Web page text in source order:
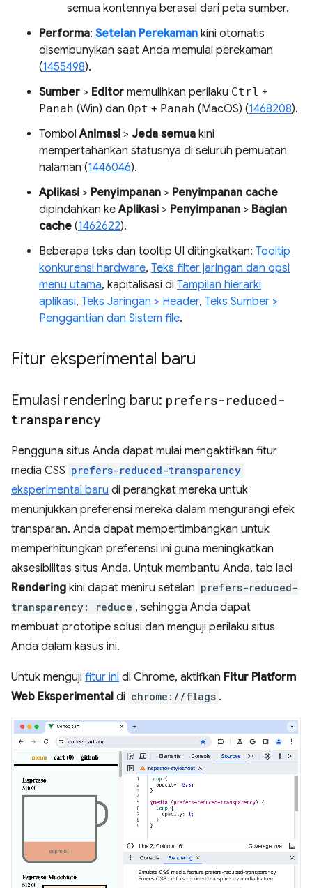
semua kontennya berasal dari peta sumber.
Performa: Setelan Perekaman kini otomatis
disembunyikan saat Anda memulai perekaman
(1455498).
Sumber > Editor memulihkan perilaku Ctrl +
Panah (Win) dan Opt + Panah (MacOS) (1468208).
TombolAnimasi > Jeda semua kini
mempertahankan statusnya di seluruh pemuatan
halaman (1446046).
Aplikasi > Penyimpanan > Penyimpanan cache
dipindahkan keAplikasi > Penyimpanan > Bagian
cache (1462622).
Beberapa teks dan tooltip UI ditingkatkan: Tooltip
konkurensi hardware, Teks filter jaringan dan opsi
menu utama, kapitalisasi di Tampilan hierarki
aplikasi, Teks Jaringan > Header, Teks Sumber >
Penggantian dan Sistem file.
Fitur eksperimental baru
Emulasi rendering baru: prefers-reduced-
transparency
Pengguna situs Anda dapat mulai mengaktifkan fitur
media CSS prefers-reduced-transparency
eksperimental baru di perangkat mereka untuk
menunjukkan preferensi mereka dalam mengurangi efek
transparan. Anda dapat mempertimbangkan untuk
memperhitungkan preferensi ini guna meningkatkan
aksesibilitas situs Anda. Untuk membantu Anda, tab laci
Rendering kini dapat meniru setelan prefers-reduced-
transparency: reduce , sehingga Anda dapat
membuat prototipe solusi dan menguji perilaku situs
Anda dalam kasus ini.
Untuk menguji fitur ini di Chrome, aktifkan Fitur Platform
Web Eksperimental di chrome://flags .